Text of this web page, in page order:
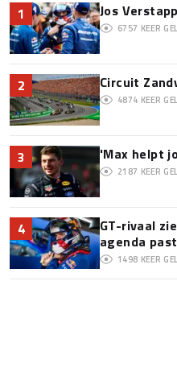
1 Jos
6757 KEER
2 Circuit
4874 KEER
3 'Max helpt
2187 KEER
4
GT-rivaal
agenda
1498 KEER